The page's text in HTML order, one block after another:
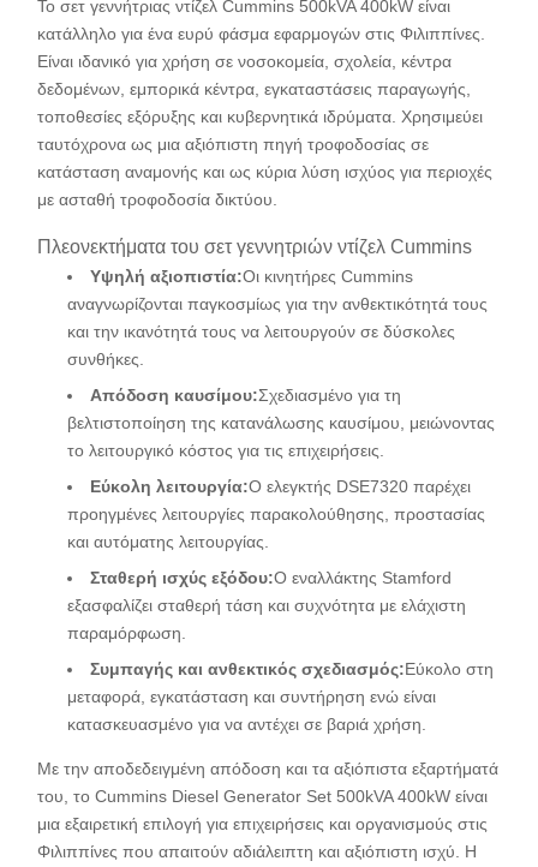
Το σετ γεννήτριας ντίζελ Cummins 500kVA 400kW είναι
κατάλληλο για ένα ευρύ φάσμα εφαρμογών στις Φιλιππίνες.
Είναι ιδανικό για χρήση σε νοσοκομεία, σχολεία, κέντρα
δεδομένων, εμπορικά κέντρα, εγκαταστάσεις παραγωγής,
τοποθεσίες εξόρυξης και κυβερνητικά ιδρύματα. Χρησιμεύει
ταυτόχρονα ως μια αξιόπιστη πηγή τροφοδοσίας σε
κατάσταση αναμονής και ως κύρια λύση ισχύος για περιοχές
με ασταθή τροφοδοσία δικτύου.
Πλεονεκτήματα του σετ γεννητριών ντίζελ Cummins
Υψηλή αξιοπιστία:Οι κινητήρες Cummins
αναγνωρίζονται παγκοσμίως για την ανθεκτικότητά τους
και την ικανότητά τους να λειτουργούν σε δύσκολες
συνθήκες.
Απόδοση καυσίμου:Σχεδιασμένο για τη
βελτιστοποίηση της κατανάλωσης καυσίμου, μειώνοντας
το λειτουργικό κόστος για τις επιχειρήσεις.
Εύκολη λειτουργία:Ο ελεγκτής DSE7320 παρέχει
προηγμένες λειτουργίες παρακολούθησης, προστασίας
και αυτόματης λειτουργίας.
Σταθερή ισχύς εξόδου:Ο εναλλάκτης Stamford
εξασφαλίζει σταθερή τάση και συχνότητα με ελάχιστη
παραμόρφωση.
Συμπαγής και ανθεκτικός σχεδιασμός:Εύκολο στη
μεταφορά, εγκατάσταση και συντήρηση ενώ είναι
κατασκευασμένο για να αντέχει σε βαριά χρήση.
Με την αποδεδειγμένη απόδοση και τα αξιόπιστα εξαρτήματά
του, το Cummins Diesel Generator Set 500kVA 400kW είναι
μια εξαιρετική επιλογή για επιχειρήσεις και οργανισμούς στις
Φιλιππίνες που απαιτούν αδιάλειπτη και αξιόπιστη ισχύ. Η